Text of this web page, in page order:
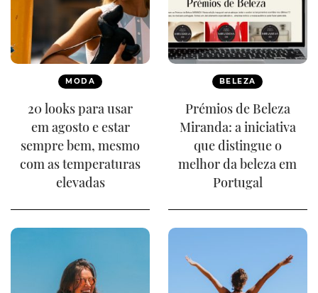
MODA
20 looks para usar
em agosto e estar
sempre bem, mesmo
com as temperaturas
elevadas
BELEZA
Prémios de Beleza
Miranda: a iniciativa
que distingue o
melhor da beleza em
Portugal